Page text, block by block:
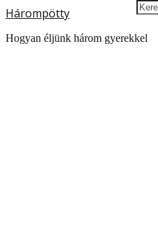
Hárompötty
Hogyan éljünk három gyerekkel